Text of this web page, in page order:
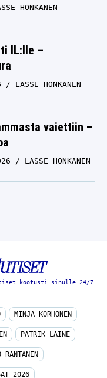
HONKANEN
IL:lle –
LASSE HONKANEN
vaiettiin –
LASSE HONKANEN
kootusti sinulle 24/7
MINJA KORHONEN
PATRIK LAINE
RANTANEN
2026